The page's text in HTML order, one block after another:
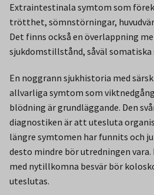
Extraintestinala symtom som
trötthet, sömnstörningar,
Det finns också en överlappning
sjukdomstillstånd, såväl somatiska
En noggrann sjukhistoria med
allvarliga symtom som
blödning är grundläggande. Den
diagnostiken är att utesluta
längre symtomen har funnits och
desto mindre bör utredningen
med nytillkomna besvär bör
uteslutas.